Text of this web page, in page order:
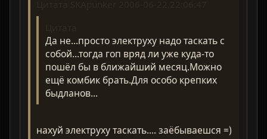
Да не...просто электруху надо таскать с
собой...тогда гоп вряд ли уже куда-то
пошёл бы в ближайший месяц.Можно
ещё комбик брать.Для особо крепких
быдланов...
нахуй электруху таскать.... заёбываешся =)